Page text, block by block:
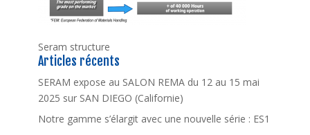
Seram structure
Articles récents
SERAM expose au SALON REMA du 12 au 15 mai
2025 sur SAN DIEGO (Californie)
Notre gamme s’élargit avec une nouvelle série : ES1